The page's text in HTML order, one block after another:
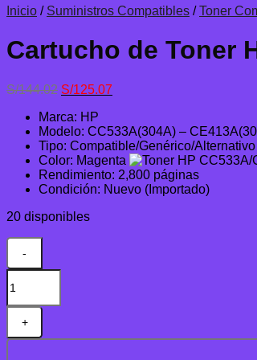
Inicio / Suministros Compatibles / Toner
Cartucho de Toner
S/144.02 El
original
era:
S/144.02.
S/125.07
es:
S/125.07.
Marca: HP
Modelo: CC533A(304A) –
Tipo: Compatible/Genérico/Alternativo
Color: Magenta
Rendimiento: 2,800 páginas
Condición: Nuevo (Importado)
20 disponibles
Cartucho
de
Toner
CC533A/CE413A/CF383X